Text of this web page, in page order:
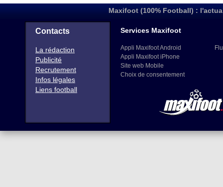
Maxifoot (100% Football) :
Contacts
La rédaction
Publicité
Recrutement
Infos légales
Liens football
Services Maxifoot
Appli Maxifoot Android
Appli Maxifoot iPhone
Site web Mobile
Choix de consentement